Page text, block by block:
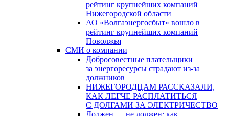
рейтинг крупнейших компаний
Нижегородской области
АО «Волгаэнергосбыт» вошло в
рейтинг крупнейших компаний
Поволжья
СМИ о компании
Добросовестные плательщики
за энергоресурсы страдают из-за
должников
НИЖЕГОРОДЦАМ РАССКАЗАЛИ,
КАК ЛЕГЧЕ РАСПЛАТИТЬСЯ
С ДОЛГАМИ ЗА ЭЛЕКТРИЧЕСТВО